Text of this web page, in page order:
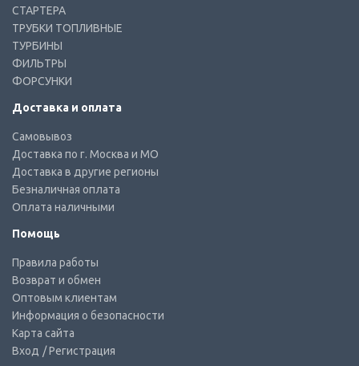
СТАРТЕРА
ТРУБКИ ТОПЛИВНЫЕ
ТУРБИНЫ
ФИЛЬТРЫ
ФОРСУНКИ
Доставка и оплата
Самовывоз
Доставка по г. Москва и МО
Доставка в другие регионы
Безналичная оплата
Оплата наличными
Помощь
Правила работы
Возврат и обмен
Оптовым клиентам
Информация о безопасности
Карта сайта
Вход / Регистрация